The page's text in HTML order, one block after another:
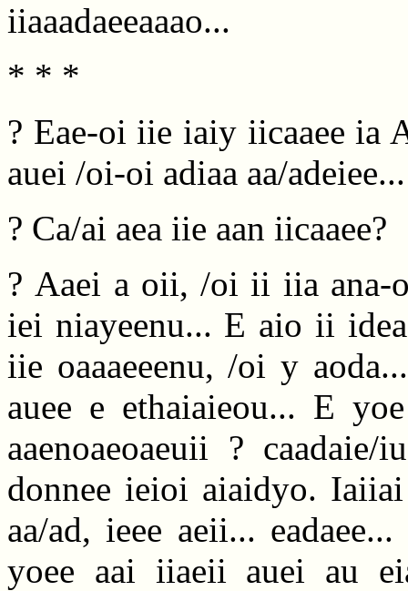
iiaaadaeeaaao...
* * *
? Eae-oi iie iaiy iicaaee ia
auei /oi-oi adiaa aa/adeiee...
? Ca/ai aea iie aan iicaaee?
? Aaei a oii, /oi ii iia ana-
iei niayeenu... E aio ii
iie oaaaeeenu, /oi y
auee e ethaiaieou... E
aaenoaeoaeuii ?
donnee ieioi aiaidyo.
aa/ad, ieee aeii...
yoee aai iiaeii auei au